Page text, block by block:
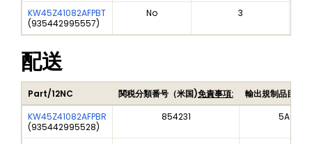
KW45Z41082AFPBT
(935442995557)
No 3
配送
Part/12NC 関税分類番号（米国)免責事項:
輸出規制品目番
KW45Z41082AFPBR
(935442995528)
854231 5A992C